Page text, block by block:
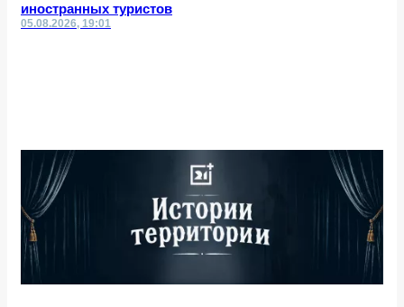
иностранных туристов
05.08.2026, 19:01